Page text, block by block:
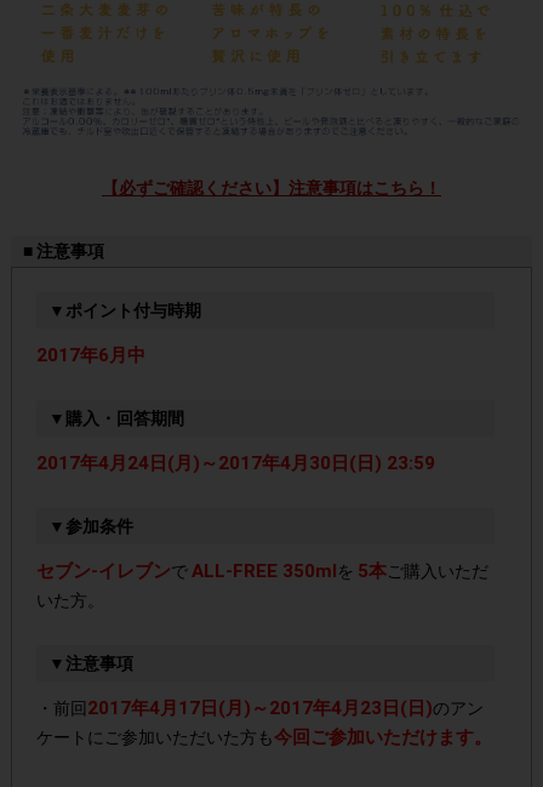
【必ずご確認ください】注意事項はこちら！
■ 注意事項
▼ポイント付与時期
2017年6月中
▼購入・回答期間
2017年4月24日(月)～2017年4月30日(日) 23:59
▼参加条件
セブン-イレブンでALL-FREE 350ml を 5本ご購入いただ
いた方。
▼注意事項
・前回 2017年4月17日(月)～2017年4月23日(日)のアン
ケートにご参加いただいた方も今回ご参加いただけます。